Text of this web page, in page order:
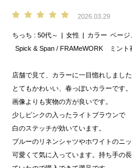
2026.03.29
ちっち 50代～ 女性 カラー ベージ
Spick & Span / FRAMeWORK ミント
店舗で見て、カラーに一目惚れしました
とてもかわいい、春っぽいカラーです。
画像よりも実物の方が良いです。
少しピンクの入ったライトブラウンで
白のステッチが効いています。
ブルーのリネンシャツやホワイトのニ
可愛くて気に入っています。持ち手の